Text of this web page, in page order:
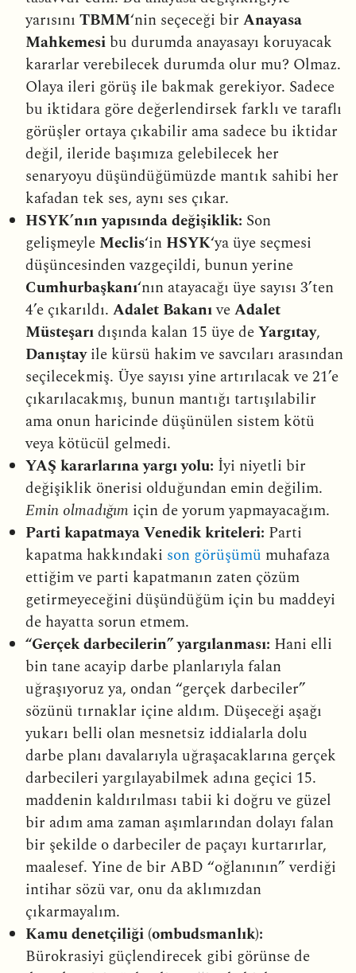
yarısını TBMM‘nin seçeceği bir Anayasa
Mahkemesi bu durumda anayasayı koruyacak
kararlar verebilecek durumda olur mu? Olmaz.
Olaya ileri görüş ile bakmak gerekiyor. Sadece
bu iktidara göre değerlendirsek farklı ve taraflı
görüşler ortaya çıkabilir ama sadece bu iktidar
değil, ileride başımıza gelebilecek her
senaryoyu düşündüğümüzde mantık sahibi her
kafadan tek ses, aynı ses çıkar.
HSYK’nın yapısında değişiklik: Son
gelişmeyle Meclis‘in HSYK‘ya üye seçmesi
düşüncesinden vazgeçildi, bunun yerine
Cumhurbaşkanı‘nın atayacağı üye sayısı 3’ten
4’e çıkarıldı. Adalet BakanıveAdalet
Müsteşarıdışında kalan 15 üye deYargıtay,
Danıştayile kürsü hakim ve savcıları arasından
seçilecekmiş. Üye sayısı yine artırılacak ve 21’e
çıkarılacakmış, bunun mantığı tartışılabilir
ama onun haricinde düşünülen sistem kötü
veya kötücül gelmedi.
YAŞ kararlarına yargı yolu: İyi niyetli bir
değişiklik önerisi olduğundan emin değilim.
Emin olmadığım için de yorum yapmayacağım.
Parti kapatmaya Venedik kriteleri: Parti
kapatma hakkındaki son görüşümü muhafaza
ettiğim ve parti kapatmanın zaten çözüm
getirmeyeceğini düşündüğüm için bu maddeyi
de hayatta sorun etmem.
“Gerçek darbecilerin” yargılanması: Hani elli
bin tane acayip darbe planlarıyla falan
uğraşıyoruz ya, ondan “gerçek darbeciler”
sözünü tırnaklar içine aldım. Düşeceği aşağı
yukarı belli olan mesnetsiz iddialarla dolu
darbe planı davalarıyla uğraşacaklarına gerçek
darbecileri yargılayabilmek adına geçici 15.
maddenin kaldırılması tabii ki doğru ve güzel
bir adım ama zaman aşımlarından dolayı falan
bir şekilde o darbeciler de paçayı kurtarırlar,
maalesef. Yine de bir ABD “oğlanının” verdiği
intihar sözü var, onu da aklımızdan
çıkarmayalım.
Kamu denetçiliği (ombudsmanlık):
Bürokrasiyi güçlendirecek gibi görünse de